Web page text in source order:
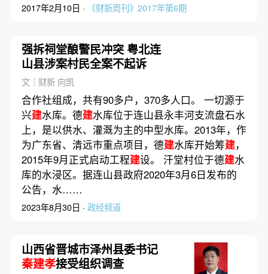
2017年2月10日 · 《财新周刊》2017年第6期
强拆祠堂酿警民冲突 粤北连
山县涉案村民全案不起诉
文｜财新 向凯
合作社组成，共有90多户，370多人口。 一切源于
兴建水库。德建水库位于连山县永丰河支流盘石水
上，是以供水、灌溉为主的中型水库。2013年，作
为广东省、清远市重点项目，德建水库开始筹建，
2015年9月正式启动工程建设。 汗堂村位于德建水
库的水浸区。据连山县政府2020年3月6日发布的
公告，水……
2023年8月30日 · 政经频道
山西省晋城市泽州县委书记
秦建孝接受组织调查